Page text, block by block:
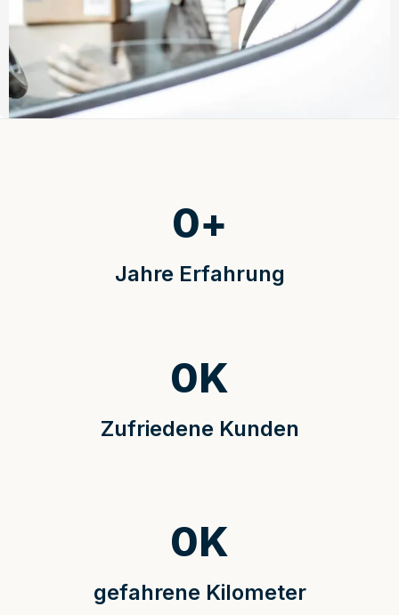
Jahre Erfahrung
0+
Zufriedene Kunden
0K
gefahrene Kilometer
0K